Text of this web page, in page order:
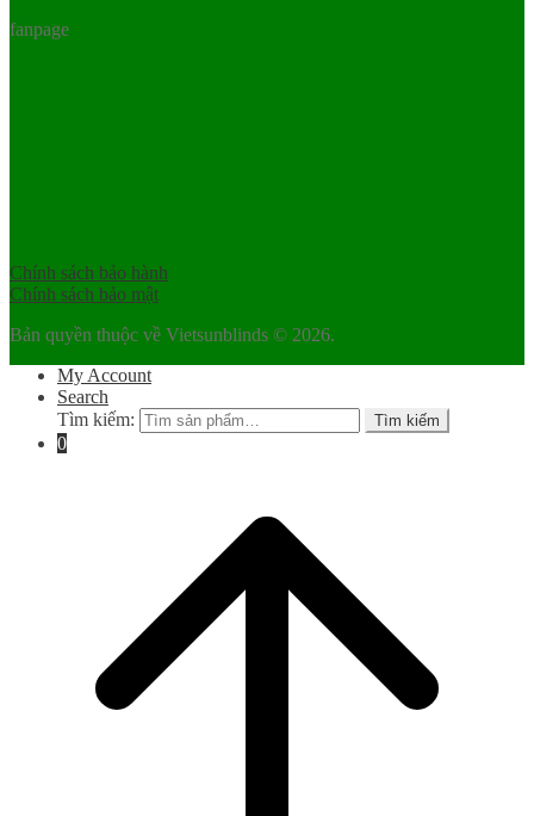
fanpage
Chính sách bảo hành
Chính sách bảo mật
Bản quyền thuộc về Vietsunblinds © 2026.
My Account
Search
Tìm kiếm:
Tìm kiếm
0